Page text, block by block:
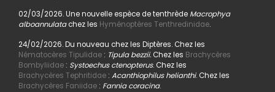
02/03/2026. Une nouvelle espèce de tenthrède Macrophya
alboannulatachez les Hyménoptères Tenthredinidae.
24/02/2026. Du nouveau chez les Diptères. Chez les
Nématocères Tipulidae: Tipula bezzii. Chez les Brachycères
Bombyliidae: Systoechus ctenopterus. Chez les
Brachycères Tephritidae: Acanthiophilus helianthi. Chez les
Brachycères Faniidae: Fannia coracina.